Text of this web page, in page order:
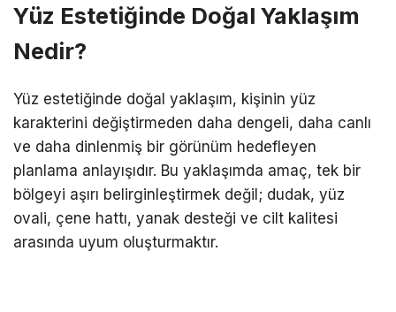
Yüz Estetiğinde Doğal Yaklaşım
Nedir?
Yüz estetiğinde doğal yaklaşım, kişinin yüz
karakterini değiştirmeden daha dengeli, daha canlı
ve daha dinlenmiş bir görünüm hedefleyen
planlama anlayışıdır. Bu yaklaşımda amaç, tek bir
bölgeyi aşırı belirginleştirmek değil; dudak, yüz
ovali, çene hattı, yanak desteği ve cilt kalitesi
arasında uyum oluşturmaktır.